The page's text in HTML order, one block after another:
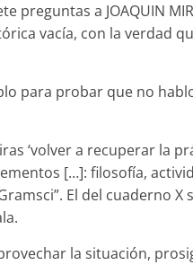
preguntas a JOAQUIN
vacía, con la verdad
para probar que no
‘volver a recuperar la
[…]: filosofía,
El del cuaderno
la situación,